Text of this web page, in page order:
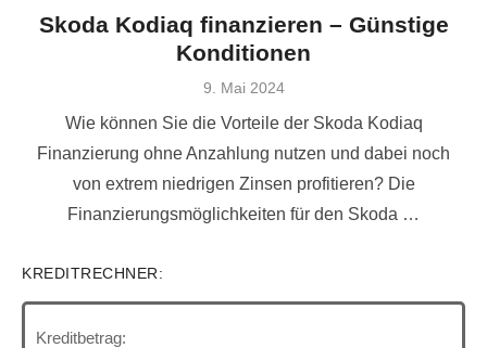
Skoda Kodiaq finanzieren – Günstige
Konditionen
Veröffentlicht
9. Mai 2024
Wie können Sie die Vorteile der Skoda Kodiaq
Finanzierung ohne Anzahlung nutzen und dabei noch
von extrem niedrigen Zinsen profitieren? Die
Finanzierungsmöglichkeiten für den Skoda …
KREDITRECHNER:
Kreditbetrag: